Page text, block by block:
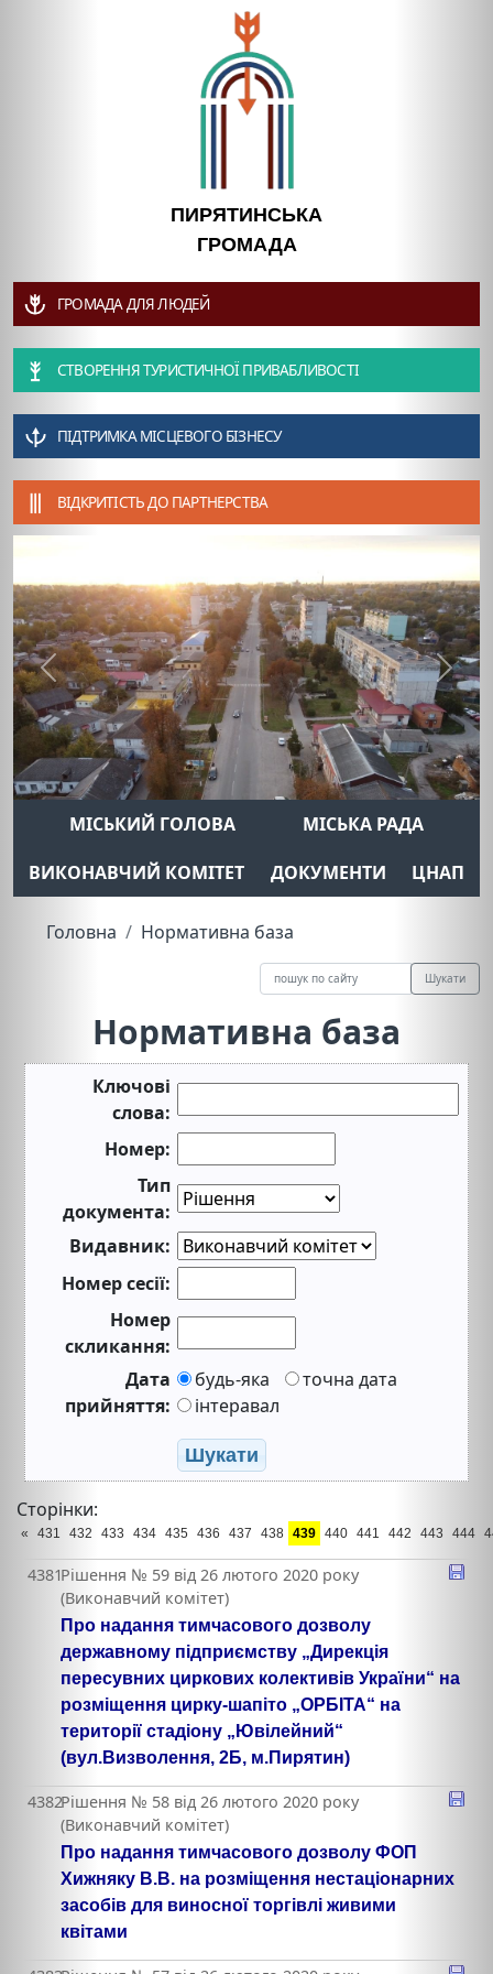
ПИРЯТИНСЬКА
ГРОМАДА
ГРОМАДА ДЛЯ ЛЮДЕЙ
СТВОРЕННЯ ТУРИСТИЧНОЇ ПРИВАБЛИВОСТІ
ПІДТРИМКА МІСЦЕВОГО БІЗНЕСУ
ВІДКРИТІСТЬ ДО ПАРТНЕРСТВА
Previous Next
МІСЬКИЙ ГОЛОВА
МІСЬКА РАДА
ВИКОНАВЧИЙ КОМІТЕТ
ДОКУМЕНТИ ЦНАП
Головна Нормативна база
Шукати
Нормативна база
Ключові
слова:
Номер:
Тип
документа:
Видавник:
Номер сесії:
Номер
скликання:
Дата
прийняття:
будь-яка
точна дата
інтеравал
Шукати
Сторінки:
« 431 432 433 434 435 436 437 438 439 440 441 442 443 444
4381Рішення № 59 від 26 лютого 2020 року
(Виконавчий комітет)
Про надання тимчасового дозволу
державному підприємству „Дирекція
пересувних циркових колективів України“ на
розміщення цирку-шапіто „ОРБІТА“ на
території стадіону „Ювілейний“
(вул.Визволення, 2Б, м.Пирятин)
4382Рішення № 58 від 26 лютого 2020 року
(Виконавчий комітет)
Про надання тимчасового дозволу ФОП
Хижняку В.В. на розміщення нестаціонарних
засобів для виносної торгівлі живими
квітами